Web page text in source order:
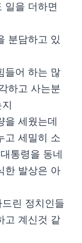
일을 더하면
분담하고 있
들어 하는 많
하고 사는분
을 세웠는데
고 세밀히 소
통령을 동네
한 발상은 아
린 정치인들
고 계신것 같